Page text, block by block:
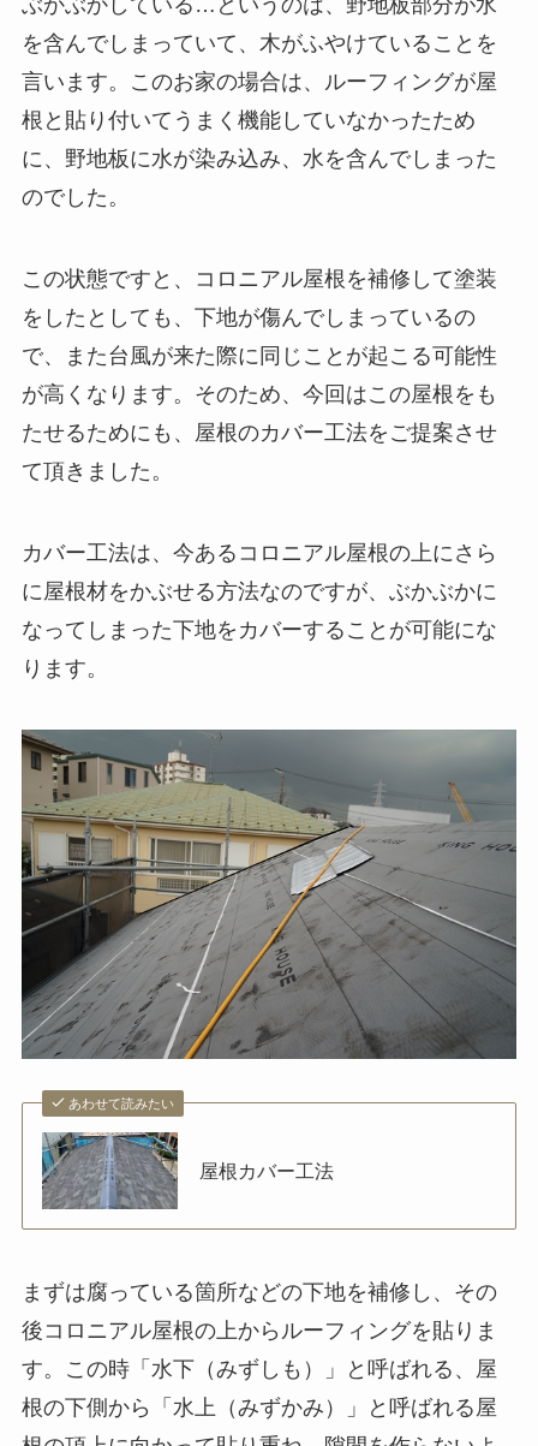
を含んでしまっていて、木がふやけていることを
言います。このお家の場合は、ルーフィングが屋
根と貼り付いてうまく機能していなかったため
に、野地板に水が染み込み、水を含んでしまった
のでした。
この状態ですと、コロニアル屋根を補修して塗装
をしたとしても、下地が傷んでしまっているの
で、また台風が来た際に同じことが起こる可能性
が高くなります。そのため、今回はこの屋根をも
たせるためにも、屋根のカバー工法をご提案させ
て頂きました。
カバー工法は、今あるコロニアル屋根の上にさら
に屋根材をかぶせる方法なのですが、ぶかぶかに
なってしまった下地をカバーすることが可能にな
ります。
あわせて読みたい
屋根カバー工法
まずは腐っている箇所などの下地を補修し、その
後コロニアル屋根の上からルーフィングを貼りま
す。この時「水下（みずしも）」と呼ばれる、屋
根の下側から「水上（みずかみ）」と呼ばれる屋